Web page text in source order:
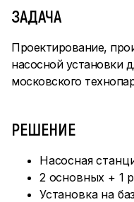
ЗАДАЧА
Проектирование,
насосной установки
московского
РЕШЕНИЕ
Насосная
2 основных + 1
Установка на